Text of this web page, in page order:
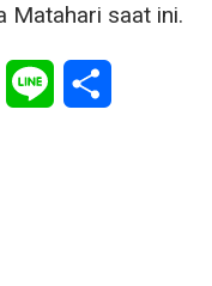
Matahari saat ini.
WhatsApp
Line